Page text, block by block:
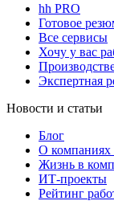
hh PRO
Готовое
Все сервисы
Хочу у вас
Экспертная
Новости и статьи
Блог
О компаниях
Жизнь в
ИТ-проекты
Рейтинг